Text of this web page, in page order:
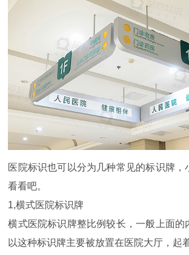
医院标识也可以分为几种常见的标识牌，
看看吧。
1,横式医院标识牌
横式医院标识牌整比例较长，一般上面的
以这种标识牌主要被放置在医院大厅，起